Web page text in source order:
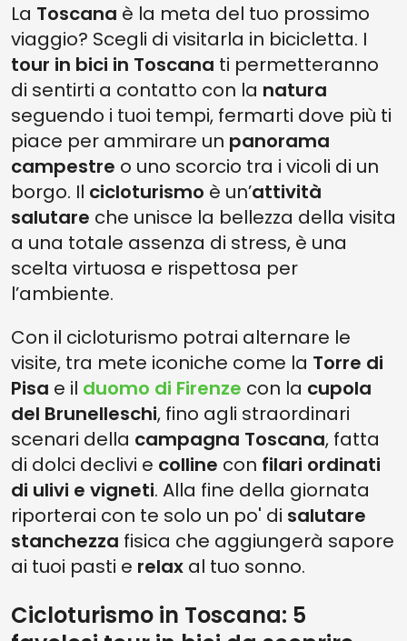
La Toscana è la meta del tuo prossimo
viaggio? Scegli di visitarla in bicicletta. I
tour in bici in Toscana ti permetteranno
di sentirti a contatto con la natura
seguendo i tuoi tempi, fermarti dove più ti
piace per ammirare un panorama
campestre o uno scorcio tra i vicoli di un
borgo. Il cicloturismo è un’attività
salutare che unisce la bellezza della visita
a una totale assenza di stress, è una
scelta virtuosa e rispettosa per
l’ambiente.
Con il cicloturismo potrai alternare le
visite, tra mete iconiche come la Torre di
Pisa e il duomo di Firenze con la cupola
del Brunelleschi, fino agli straordinari
scenari della campagna Toscana, fatta
di dolci declivi e colline con filari ordinati
di ulivi e vigneti. Alla fine della giornata
riporterai con te solo un po' di salutare
stanchezza fisica che aggiungerà sapore
ai tuoi pasti e relax al tuo sonno.
Cicloturismo in Toscana: 5